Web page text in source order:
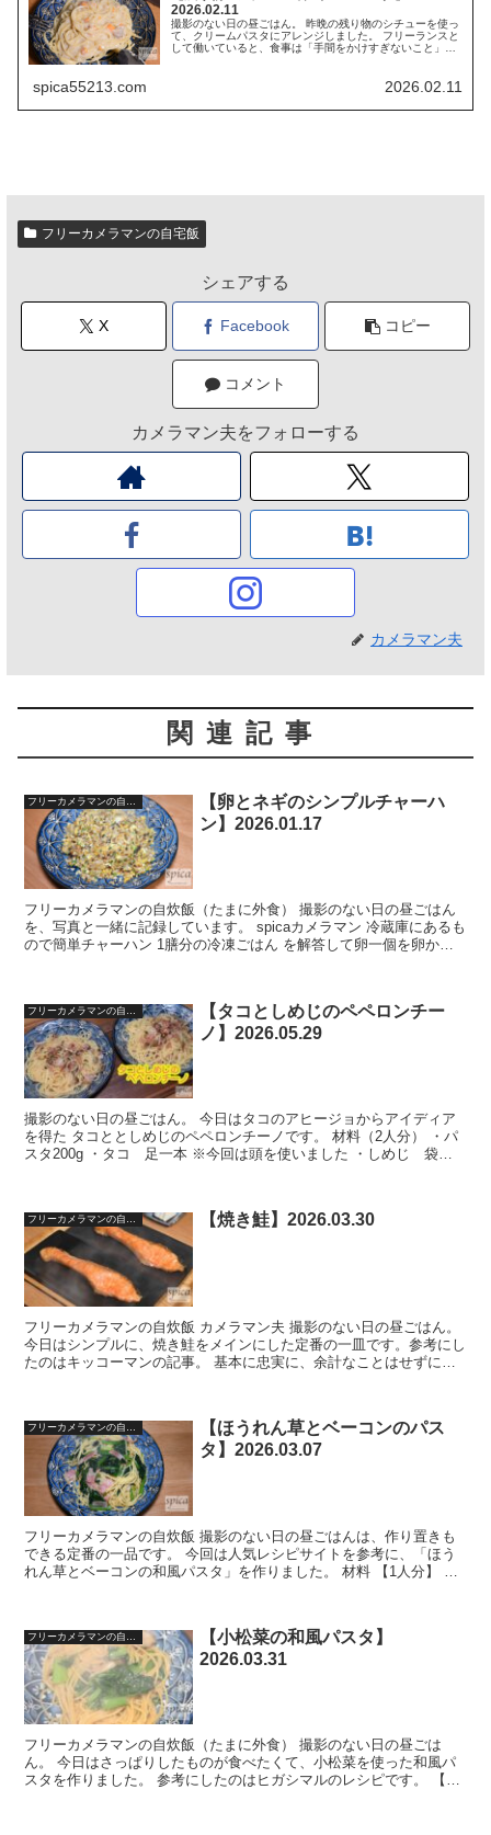
2026.02.11
撮影のない日の昼ごはん。 昨晩の残り物のシチューを使っ
て、クリームパスタにアレンジしました。 フリーランスと
して働いていると、食事は「手間をかけすぎないこと」も
spica55213.com 2026.02.11
フリーカメラマンの自宅飯
シェアする
X Facebook コピー
コメント
カメラマン夫をフォローする
カメラマン夫
関連記事
フリーカメラマンの自宅飯
【卵とネギのシンプルチャーハ
ン】2026.01.17
フリーカメラマンの自炊飯（たまに外食） 撮影のない日の昼ごはん
を、写真と一緒に記録しています。 spicaカメラマン 冷蔵庫にあるも
ので簡単チャーハン 1膳分の冷凍ごはん を解答して卵一個を卵かけ
【タコとしめじのペペロンチー
ノ】2026.05.29
撮影のない日の昼ごはん。 今日はタコのアヒージョからアイディア
を得た タコととしめじのペペロンチーノです。 材料（2人分） ・パ
スタ200g ・タコ 足一本 ※今回は頭を使いました ・しめじ 袋半
フリーカメラマンの自宅飯 【焼き鮭】2026.03.30
フリーカメラマンの自炊飯 カメラマン夫 撮影のない日の昼ごはん。
今日はシンプルに、焼き鮭をメインにした定番の一皿です。参考にし
たのはキッコーマンの記事。 基本に忠実に、余計なことはせずに焼
フリーカメラマンの自宅飯
【ほうれん草とベーコンのパス
タ】2026.03.07
フリーカメラマンの自炊飯 撮影のない日の昼ごはんは、作り置きも
できる定番の一品です。 今回は人気レシピサイトを参考に、「ほう
れん草とベーコンの和風パスタ」を作りました。 材料 【1人分】 ほ
【小松菜の和風パスタ】
2026.03.31
フリーカメラマンの自炊飯（たまに外食） 撮影のない日の昼ごは
ん。 今日はさっぱりしたものが食べたくて、小松菜を使った和風パ
スタを作りました。 参考にしたのはヒガシマルのレシピです。 【和